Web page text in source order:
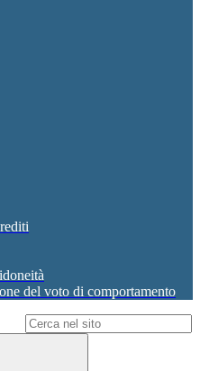
del voto di comportamento